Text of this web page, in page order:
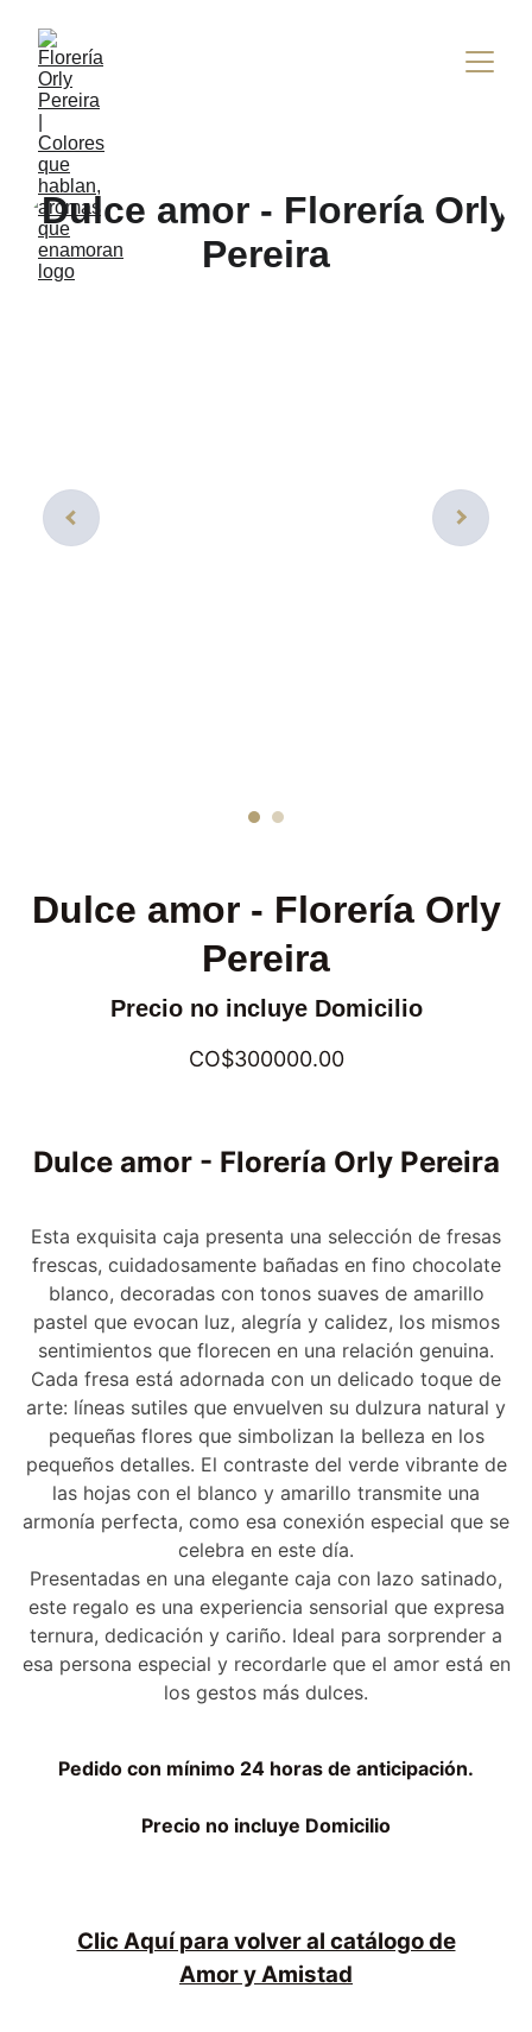
Dulce amor - Florería Orly
Pereira
Precio no incluye Domicilio
CO$300000.00
Dulce amor - Florería Orly Pereira
Esta exquisita caja presenta una selección de fresas
frescas, cuidadosamente bañadas en fino chocolate
blanco, decoradas con tonos suaves de amarillo
pastel que evocan luz, alegría y calidez, los mismos
sentimientos que florecen en una relación genuina.
Cada fresa está adornada con un delicado toque de
arte: líneas sutiles que envuelven su dulzura natural y
pequeñas flores que simbolizan la belleza en los
pequeños detalles. El contraste del verde vibrante de
las hojas con el blanco y amarillo transmite una
armonía perfecta, como esa conexión especial que se
celebra en este día.
Presentadas en una elegante caja con lazo satinado,
este regalo es una experiencia sensorial que expresa
ternura, dedicación y cariño. Ideal para sorprender a
esa persona especial y recordarle que el amor está en
los gestos más dulces.
Pedido con mínimo 24 horas de anticipación.
Precio no incluye Domicilio
Clic Aquí para volver al catálogo de
Amor y Amistad